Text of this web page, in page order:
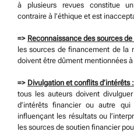
à plusieurs revues constitue
contraire à l’éthique et est
=> Reconnaissance des sources
les sources de financement de la
doivent être dûment mentionnées à
=> Divulgation et conflits d’intérêts :
tous les auteurs doivent
d’intérêts financier ou autre
influençant les résultats ou
les sources de soutien financier